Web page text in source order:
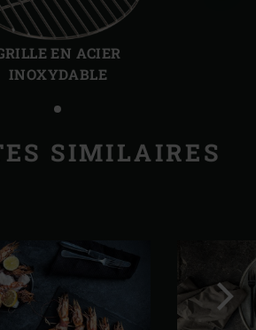
EN ACIER
INOXYDABLE
SIMILAIRES